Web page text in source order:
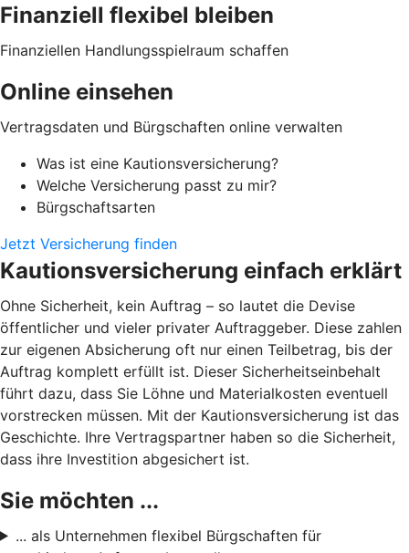
Finanziell flexibel bleiben
Finanziellen Handlungsspielraum schaffen
Online einsehen
Vertragsdaten und Bürgschaften online verwalten
Was ist eine Kautionsversicherung?
Welche Versicherung passt zu mir?
Bürgschaftsarten
Jetzt Versicherung finden
Kautionsversicherung einfach erklärt
Ohne Sicherheit, kein Auftrag – so lautet die Devise
öffentlicher und vieler privater Auftraggeber. Diese zahlen
zur eigenen Absicherung oft nur einen Teilbetrag, bis der
Auftrag komplett erfüllt ist. Dieser Sicherheitseinbehalt
führt dazu, dass Sie Löhne und Materialkosten eventuell
vorstrecken müssen. Mit der Kautionsversicherung ist das
Geschichte. Ihre Vertragspartner haben so die Sicherheit,
dass ihre Investition abgesichert ist.
Sie möchten ...
... als Unternehmen flexibel Bürgschaften für